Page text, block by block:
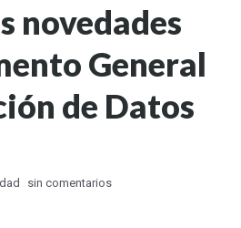
novedades
General
de Datos
sin comentarios